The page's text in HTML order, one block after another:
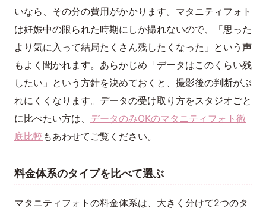
いなら、その分の費用がかかります。マタニティフォト
は妊娠中の限られた時期にしか撮れないので、「思った
より気に入って結局たくさん残したくなった」という声
もよく聞かれます。あらかじめ「データはこのくらい残
したい」という方針を決めておくと、撮影後の判断がぶ
れにくくなります。データの受け取り方をスタジオごと
に比べたい方は、 データのみOKのマタニティフォト徹
底比較 もあわせてご覧ください。
料金体系のタイプを比べて選ぶ
マタニティフォトの料金体系は、大きく分けて2つのタ